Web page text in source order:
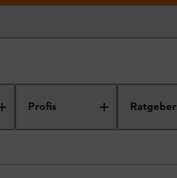
Profis Ratgeber